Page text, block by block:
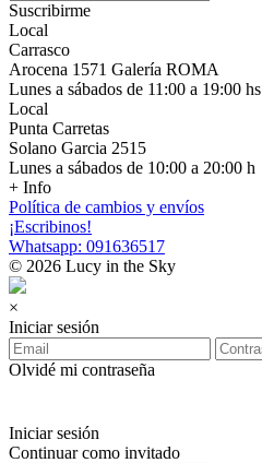
Suscribirme
Local
Carrasco
Arocena 1571 Galería ROMA
Lunes a sábados de 11:00 a 19:00 hs
Local
Punta Carretas
Solano Garcia 2515
Lunes a sábados de 10:00 a 20:00 h
+ Info
Política de cambios y envíos
¡Escribinos!
Whatsapp: 091636517
© 2026 Lucy in the Sky
×
Iniciar sesión
Olvidé mi contraseña
Iniciar sesión
Continuar como invitado